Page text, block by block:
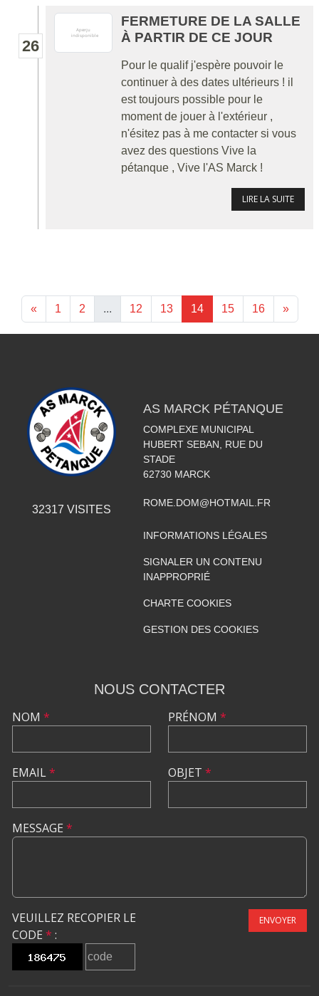
26
FERMETURE DE LA SALLE
À PARTIR DE CE JOUR
Pour le qualif j'espère pouvoir le
continuer à des dates ultérieurs ! il
est toujours possible pour le
moment de jouer à l'extérieur ,
n'ésitez pas à me contacter si vous
avez des questions Vive la
pétanque , Vive l'AS Marck !
LIRE LA SUITE
« 1 2 ... 12 13 14 15 16 »
32317 VISITES
AS MARCK PÉTANQUE
COMPLEXE MUNICIPAL
HUBERT SEBAN, RUE DU
STADE
62730 MARCK
ROME.DOM@HOTMAIL.FR
INFORMATIONS LÉGALES
SIGNALER UN CONTENU
INAPPROPRIÉ
CHARTE COOKIES
GESTION DES COOKIES
NOUS CONTACTER
NOM *
EMAIL*
PRÉNOM *
OBJET *
MESSAGE *
VEUILLEZ RECOPIER LE
CODE * :
ENVOYER